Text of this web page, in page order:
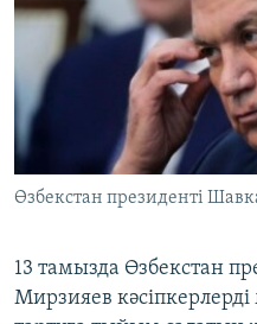
Русский
ЖАЗЫЛЫҢЫЗ
Басқа тілдерде
Өзбекстан президенті
13 тамызда Өзбекстан
Мирзияев